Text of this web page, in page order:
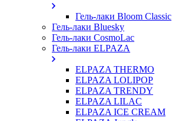
Гель-лаки Bloom Classic
Гель-лаки Bluesky
Гель-лаки CosmoLac
Гель-лаки ELPAZA
ELPAZA THERMO
ELPAZA LOLIPOP
ELPAZA TRENDY
ELPAZA LILAC
ELPAZA IСE CREAM